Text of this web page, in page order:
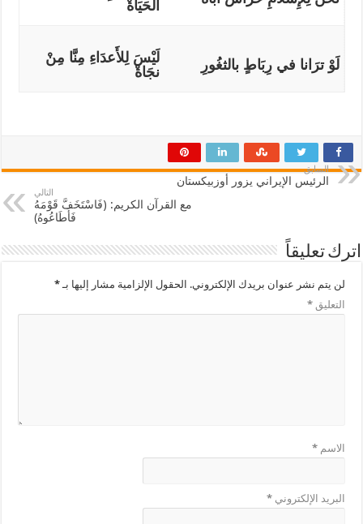
الحَيَاةْ
لَوْ ترَانا في رِبَاطٍ بالثغُورِ
لَيْسَ لِلأَعدَاءِ مِنَّا مِنْ
نجَاةْ
السابق
الرئيس الإيراني يزور أوزبيكستان
التالي
مع القرآن الكريم: (فَاسْتَخَفَّ قَوْمَهُ
فَأَطَاعُوهُ)
اترك تعليقاً
لن يتم نشر عنوان بريدك الإلكتروني. الحقول الإلزامية مشار إليها بـ*
التعليق*
الاسم*
البريد الإلكتروني*